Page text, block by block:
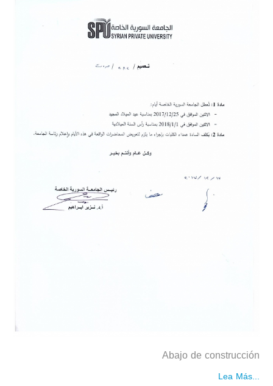
Abajo de construcción
Lea Más...